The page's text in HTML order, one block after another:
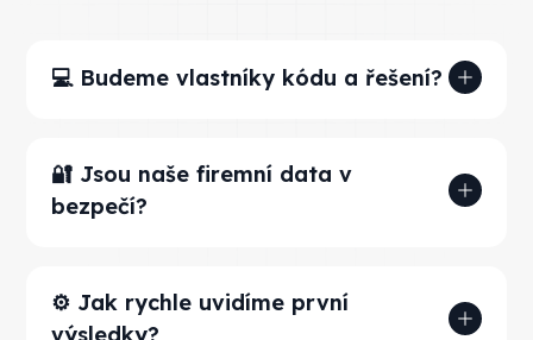
💻 Budeme vlastníky kódu a řešení?
vytvoříme, plně vlastníte. Neexistuje žádný
"vendor lock-in". Pokud se rozhodnete
🔐 Jsou naše firemní data v
bezpečí?
vaše data nepoužívají k dalšímu trénování.
⚙️ Jak rychle uvidíme první